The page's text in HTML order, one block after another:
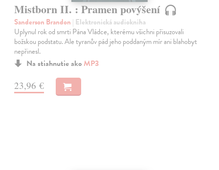
Mistborn II. : Pramen povýšení
Sanderson Brandon | Elektronická audiokniha
Uplynul rok od smrti Pána Vládce, kterému všichni přisuzovali
božskou podstatu. Ale tyranův pád jeho poddaným mír ani blahobyt
nepřinesl.
Na stiahnutie ako MP3
23,96 €